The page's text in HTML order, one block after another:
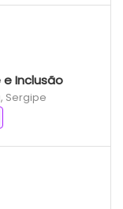
Inclusão
Sergipe